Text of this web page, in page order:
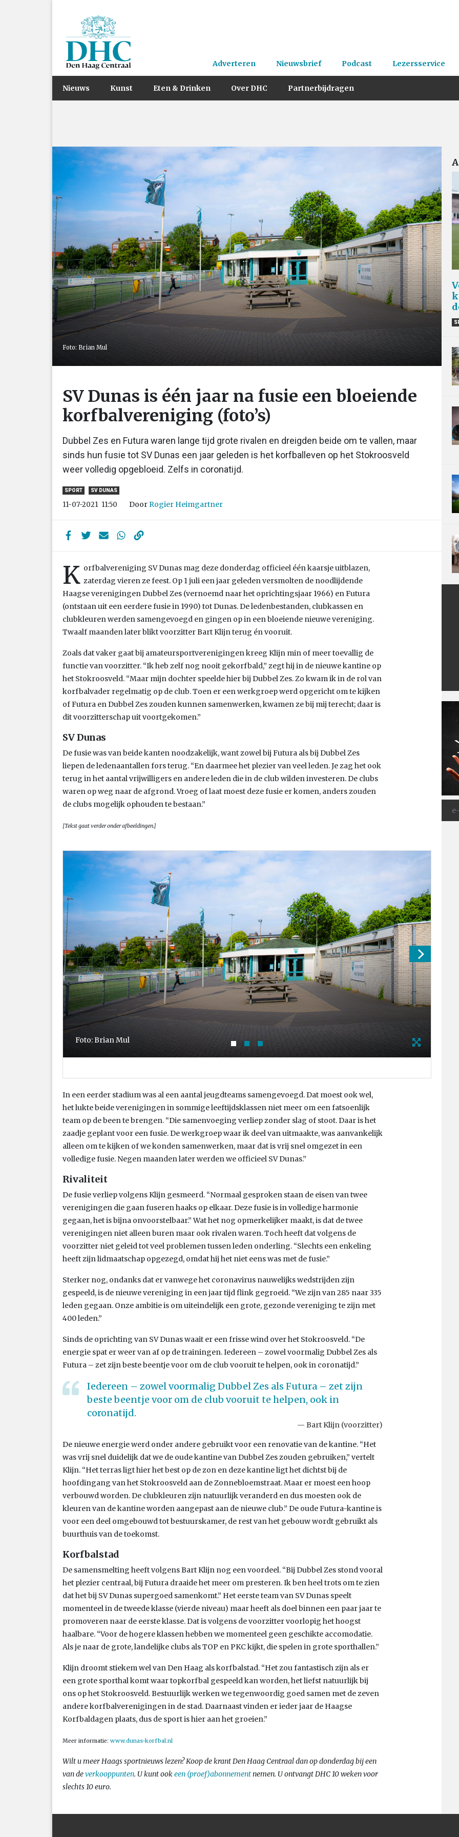
Adverteren Nieuwsbrief Podcast Lezersservice
Nieuws Kunst Eten & Drinken Over DHC Partnerbijdragen
Foto: Brian Mul
SV Dunas is één jaar na fusie een bloeiende
korfbalvereniging (foto’s)
Dubbel Zes en Futura waren lange tijd grote rivalen en dreigden beide om te vallen, maar
sinds hun fusie tot SV Dunas een jaar geleden is het korfballeven op het Stokroosveld
weer volledig opgebloeid. Zelfs in coronatijd.
SPORT SV DUNAS
11-07-2021 11:50 Door Rogier Heimgartner
K orfbalvereniging SV Dunas mag deze donderdag officieel één kaarsje uitblazen,
zaterdag vieren ze feest. Op 1 juli een jaar geleden versmolten de noodlijdende
Haagse verenigingen Dubbel Zes (vernoemd naar het oprichtingsjaar 1966) en Futura
(ontstaan uit een eerdere fusie in 1990) tot Dunas. De ledenbestanden, clubkassen en
clubkleuren werden samengevoegd en gingen op in een bloeiende nieuwe vereniging.
Twaalf maanden later blikt voorzitter Bart Klijn terug én vooruit.
Zoals dat vaker gaat bij amateursportverenigingen kreeg Klijn min of meer toevallig de
functie van voorzitter. “Ik heb zelf nog nooit gekorfbald,” zegt hij in de nieuwe kantine op
het Stokroosveld. “Maar mijn dochter speelde hier bij Dubbel Zes. Zo kwam ik in de rol van
korfbalvader regelmatig op de club. Toen er een werkgroep werd opgericht om te kijken
of Futura en Dubbel Zes zouden kunnen samenwerken, kwamen ze bij mij terecht; daar is
dit voorzitterschap uit voortgekomen.”
SV Dunas
De fusie was van beide kanten noodzakelijk, want zowel bij Futura als bij Dubbel Zes
liepen de ledenaantallen fors terug. “En daarmee het plezier van veel leden. Je zag het ook
terug in het aantal vrijwilligers en andere leden die in de club wilden investeren. De clubs
waren op weg naar de afgrond. Vroeg of laat moest deze fusie er komen, anders zouden
de clubs mogelijk ophouden te bestaan.”
[Tekst gaat verder onder afbeeldingen.]
Foto: Brian Mul
In een eerder stadium was al een aantal jeugdteams samengevoegd. Dat moest ook wel,
het lukte beide verenigingen in sommige leeftijdsklassen niet meer om een fatsoenlijk
team op de been te brengen. “Die samenvoeging verliep zonder slag of stoot. Daar is het
zaadje geplant voor een fusie. De werkgroep waar ik deel van uitmaakte, was aanvankelijk
alleen om te kijken of we konden samenwerken, maar dat is vrij snel omgezet in een
volledige fusie. Negen maanden later werden we officieel SV Dunas.”
Rivaliteit
De fusie verliep volgens Klijn gesmeerd. “Normaal gesproken staan de eisen van twee
verenigingen die gaan fuseren haaks op elkaar. Deze fusie is in volledige harmonie
gegaan, het is bijna onvoorstelbaar.” Wat het nog opmerkelijker maakt, is dat de twee
verenigingen niet alleen buren maar ook rivalen waren. Toch heeft dat volgens de
voorzitter niet geleid tot veel problemen tussen leden onderling. “Slechts een enkeling
heeft zijn lidmaatschap opgezegd, omdat hij het niet eens was met de fusie.”
Sterker nog, ondanks dat er vanwege het coronavirus nauwelijks wedstrijden zijn
gespeeld, is de nieuwe vereniging in een jaar tijd flink gegroeid. “We zijn van 285 naar 335
leden gegaan. Onze ambitie is om uiteindelijk een grote, gezonde vereniging te zijn met
400 leden.”
Sinds de oprichting van SV Dunas waait er een frisse wind over het Stokroosveld. “De
energie spat er weer van af op de trainingen. Iedereen – zowel voormalig Dubbel Zes als
Futura – zet zijn beste beentje voor om de club vooruit te helpen, ook in coronatijd.”
Iedereen – zowel voormalig Dubbel Zes als Futura – zet zijn
beste beentje voor om de club vooruit te helpen, ook in
coronatijd.
Bart Klijn (voorzitter)
De nieuwe energie werd onder andere gebruikt voor een renovatie van de kantine. “Het
was vrij snel duidelijk dat we de oude kantine van Dubbel Zes zouden gebruiken,” vertelt
Klijn. “Het terras ligt hier het best op de zon en deze kantine ligt het dichtst bij de
hoofdingang van het Stokroosveld aan de Zonnebloemstraat. Maar er moest een hoop
verbouwd worden. De clubkleuren zijn natuurlijk veranderd en dus moesten ook de
kleuren van de kantine worden aangepast aan de nieuwe club.” De oude Futura-kantine is
voor een deel omgebouwd tot bestuurskamer, de rest van het gebouw wordt gebruikt als
buurthuis van de toekomst.
Korfbalstad
De samensmelting heeft volgens Bart Klijn nog een voordeel. “Bij Dubbel Zes stond vooral
het plezier centraal, bij Futura draaide het meer om presteren. Ik ben heel trots om te zien
dat het bij SV Dunas supergoed samenkomt.” Het eerste team van SV Dunas speelt
momenteel in de tweede klasse (vierde niveau) maar heeft als doel binnen een paar jaar te
promoveren naar de eerste klasse. Dat is volgens de voorzitter voorlopig het hoogst
haalbare. “Voor de hogere klassen hebben we momenteel geen geschikte accomodatie.
Als je naar de grote, landelijke clubs als TOP en PKC kijkt, die spelen in grote sporthallen.”
Klijn droomt stiekem wel van Den Haag als korfbalstad. “Het zou fantastisch zijn als er
een grote sporthal komt waar topkorfbal gespeeld kan worden, het liefst natuurlijk bij
ons op het Stokroosveld. Bestuurlijk werken we tegenwoordig goed samen met de zeven
andere korfbalverenigingen in de stad. Daarnaast vinden er ieder jaar de Haagse
Korfbaldagen plaats, dus de sport is hier aan het groeien.”
Meer informatie: www.dunas-korfbal.nl
Wilt u meer Haags sportnieuws lezen? Koop de krant Den Haag Centraal dan op donderdag bij een
van deverkooppunten. U kunt ookeen (proef)abonnementnemen. U ontvangt DHC 10 weken voor
slechts 10 euro.